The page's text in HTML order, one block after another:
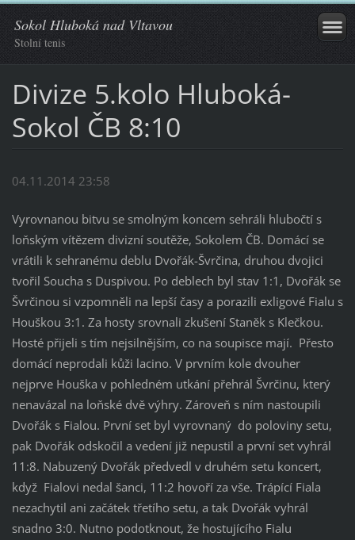
Sokol Hluboká nad Vltavou
Stolní tenis
Divize 5.kolo Hluboká-
Sokol ČB 8:10
04.11.2014 23:58
Vyrovnanou bitvu se smolným koncem sehráli hlubočtí s
loňským vítězem divizní soutěže, Sokolem ČB. Domácí se
vrátili k sehranému deblu Dvořák-Švrčina, druhou dvojici
tvořil Soucha s Duspivou. Po deblech byl stav 1:1, Dvořák se
Švrčinou si vzpomněli na lepší časy a porazili exligové Fialu s
Houškou 3:1. Za hosty srovnali zkušení Staněk s Klečkou.
Hosté přijeli s tím nejsilnějším, co na soupisce mají. Přesto
domácí neprodali kůži lacino. V prvním kole dvouher
nejprve Houška v pohledném utkání přehrál Švrčinu, který
nenavázal na loňské dvě výhry. Zároveň s ním nastoupili
Dvořák s Fialou. První set byl vyrovnaný do poloviny setu,
pak Dvořák odskočil a vedení již nepustil a první set vyhrál
11:8. Nabuzený Dvořák předvedl v druhém setu koncert,
když Fialovi nedal šanci, 11:2 hovoří za vše. Trápící Fiala
nezachytil ani začátek třetího setu, a tak Dvořák vyhrál
snadno 3:0. Nutno podotknout, že hostujícího Fialu